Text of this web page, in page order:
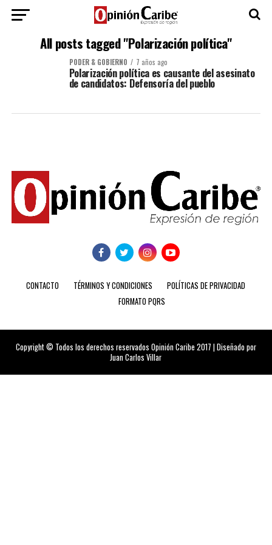
All posts tagged "Polarización política"
PODER & GOBIERNO 7 años ago
Polarización política es causante del asesinato
de candidatos: Defensoría del pueblo
CONTACTO TÉRMINOS Y CONDICIONES
POLÍTICAS DE PRIVACIDAD
FORMATO PQRS
Copyright © Todos los derechos reservados Opinión Caribe 2017 | Diseñado por
Juan Carlos Villar